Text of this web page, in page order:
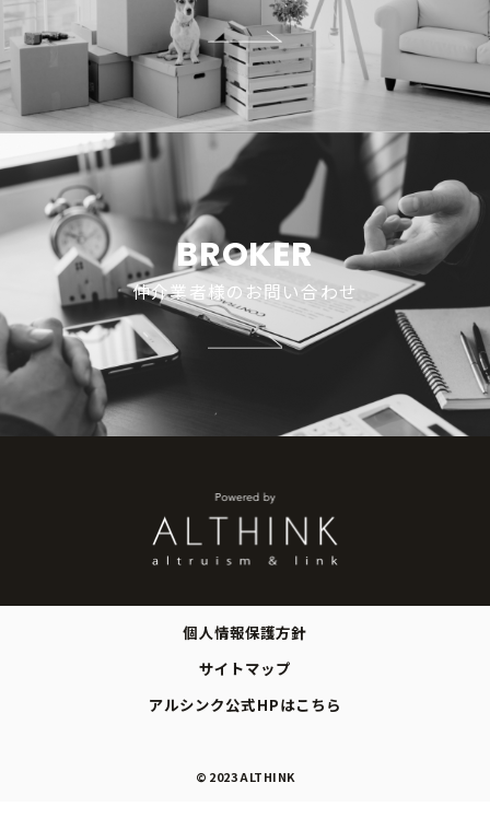
BROKER
仲介業者様のお問い合わせ
個人情報保護方針
サイトマップ
アルシンク公式HPはこちら
© 2023 ALTHINK